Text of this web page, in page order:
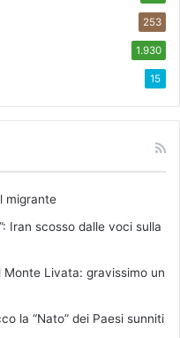
253
1.930
15
migrante
Iran scosso dalle voci sulla
Livata: gravissimo un
la “Nato” dei Paesi sunniti